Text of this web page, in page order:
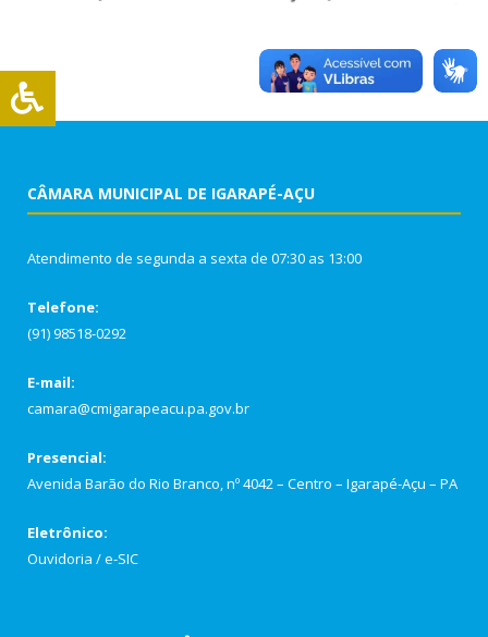
CÂMARA MUNICIPAL DE IGARAPÉ-AÇU
Atendimento de segunda a sexta de 07:30 as 13:00
Telefone:
(91) 98518-0292
E-mail:
camara@cmigarapeacu.pa.gov.br
Presencial:
Avenida Barão do Rio Branco, nº 4042 – Centro – Igarapé-Açu – PA
Eletrônico:
Ouvidoria /e-SIC